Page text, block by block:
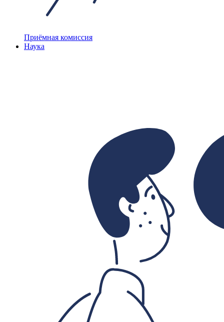
Приёмная комиссия
Наука